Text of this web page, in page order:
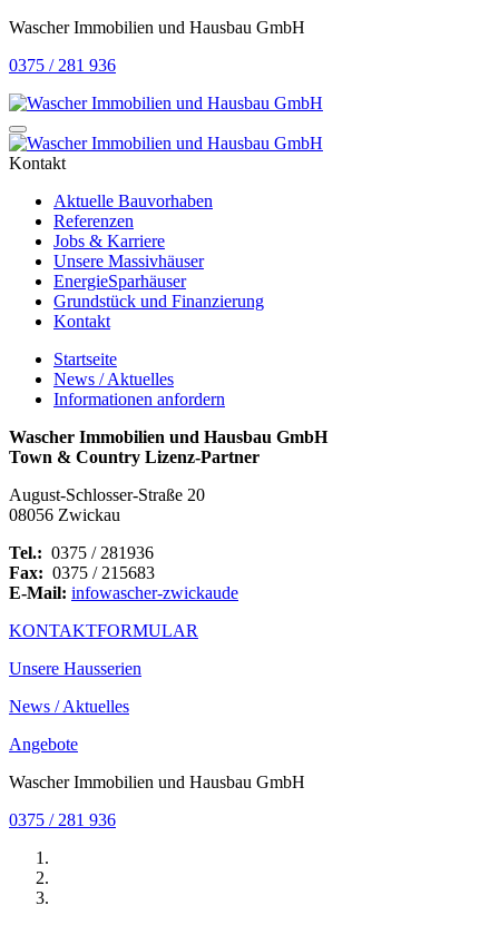
Wascher Immobilien und Hausbau GmbH
0375 / 281 936
Kontakt
Aktuelle Bauvorhaben
Referenzen
Jobs & Karriere
Unsere Massivhäuser
EnergieSparhäuser
Grundstück und Finanzierung
Kontakt
Startseite
News / Aktuelles
Informationen anfordern
Wascher Immobilien und Hausbau GmbH
Town & Country Lizenz-Partner
August-Schlosser-Straße 20
08056 Zwickau
Tel.: 0375 / 281936
Fax: 0375 / 215683
E-Mail: infowascher-zwickaude
KONTAKTFORMULAR
Unsere Hausserien
News / Aktuelles
Angebote
Wascher Immobilien und Hausbau GmbH
0375 / 281 936